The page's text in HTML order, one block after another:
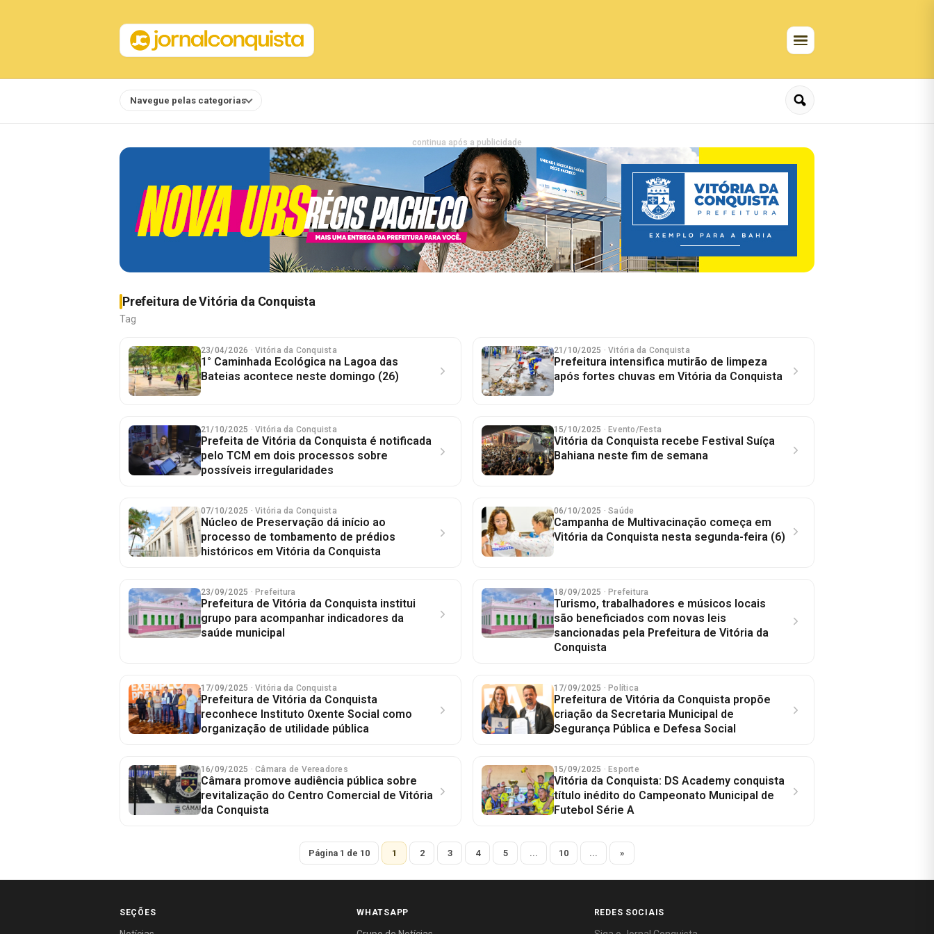
Navegue pelas categorias
continua após a publicidade
Prefeitura de Vitória da Conquista
Tag
23/04/2026 · Vitória da Conquista
1° Caminhada Ecológica na Lagoa das
Bateias acontece neste domingo (26)
21/10/2025 · Vitória da Conquista
Prefeitura intensifica mutirão de limpeza
após fortes chuvas em Vitória da Conquista
21/10/2025 · Vitória da Conquista
Prefeita de Vitória da Conquista é notificada
pelo TCM em dois processos sobre
possíveis irregularidades
15/10/2025 · Evento/Festa
Vitória da Conquista recebe Festival Suíça
Bahiana neste fim de semana
07/10/2025 · Vitória da Conquista
Núcleo de Preservação dá início ao
processo de tombamento de prédios
históricos em Vitória da Conquista
06/10/2025 · Saúde
Campanha de Multivacinação começa em
Vitória da Conquista nesta segunda-feira (6)
23/09/2025 · Prefeitura
Prefeitura de Vitória da Conquista institui
grupo para acompanhar indicadores da
saúde municipal
18/09/2025 · Prefeitura
Turismo, trabalhadores e músicos locais
são beneficiados com novas leis
sancionadas pela Prefeitura de Vitória da
Conquista
17/09/2025 · Vitória da Conquista
Prefeitura de Vitória da Conquista
reconhece Instituto Oxente Social como
organização de utilidade pública
17/09/2025 · Política
Prefeitura de Vitória da Conquista propõe
criação da Secretaria Municipal de
Segurança Pública e Defesa Social
16/09/2025 · Câmara de Vereadores
Câmara promove audiência pública sobre
revitalização do Centro Comercial de Vitória
da Conquista
15/09/2025 · Esporte
Vitória da Conquista: DS Academy conquista
título inédito do Campeonato Municipal de
Futebol Série A
Página 1 de 10 1 2 3 4 5 ... 10 ... »
SEÇÕES WHATSAPP REDES SOCIAIS